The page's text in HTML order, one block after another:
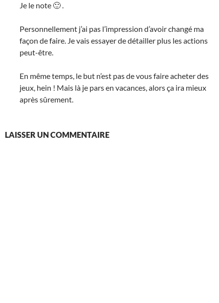
Je le note 🙂 .
Personnellement j’ai pas l’impression d’avoir changé ma
façon de faire. Je vais essayer de détailler plus les actions
peut-être.
En même temps, le but n’est pas de vous faire acheter des
jeux, hein ! Mais là je pars en vacances, alors ça ira mieux
après sûrement.
LAISSER UN COMMENTAIRE